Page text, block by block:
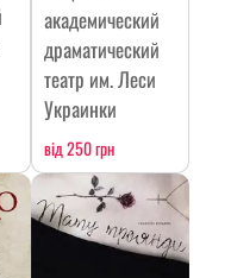
академический
драматический
театр им. Леси
Украинки
від 250 грн